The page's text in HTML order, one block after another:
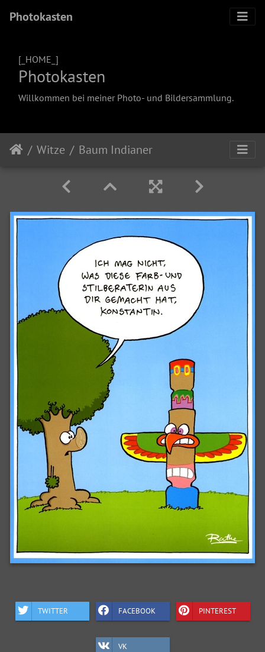
Photokasten
[_HOME_]
Photokasten
Willkommen bei meiner Photo- und Bildersammlung.
Witze Baum Indianer
TWITTER FACEBOOK PINTEREST
VK